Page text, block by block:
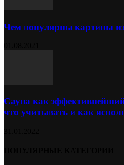
Чем популярны картины
Сауна как
что учитывать и как